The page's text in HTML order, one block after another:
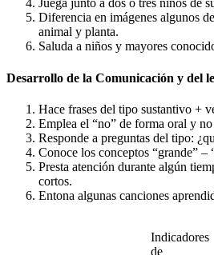
Juega junto a dos o tres niños de
Diferencia en imágenes algunos
animal y planta.
Saluda a niños y mayores
Desarrollo de la Comunicación y del
Hace frases del tipo sustantivo +
Emplea el “no” de forma oral y
Responde a preguntas del tipo:
Conoce los conceptos “grande” –
Presta atención durante algún
cortos.
Entona algunas canciones
Indicadores
de